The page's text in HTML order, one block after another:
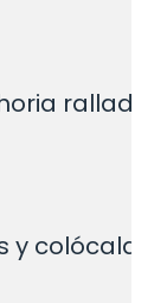
y colócalas